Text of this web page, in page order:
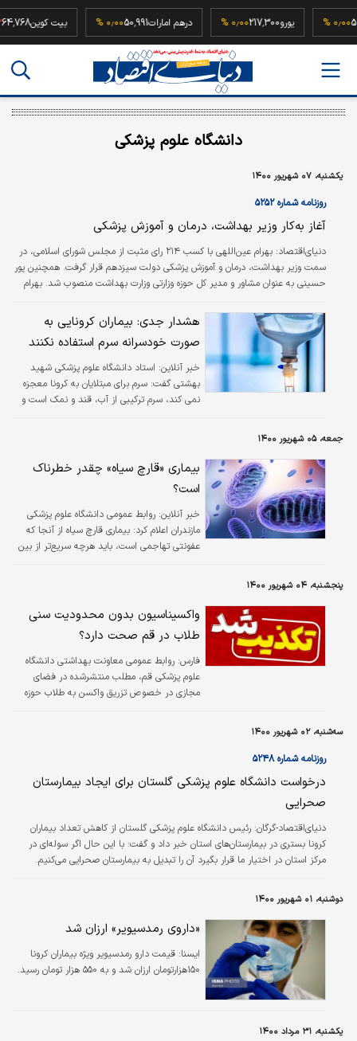
یورو217,300 درهم امارات50,991 بیت کوین
دانشگاه علوم پزشکی
یکشنبه، ۰۷ شهریور ۱۴۰۰
روزنامه شماره ۵۲۵۲
آغاز به‌کار وزیر بهداشت، درمان و آموزش پزشکی
دنیای‌اقتصاد: بهرام عین‌اللهی با کسب ۲۱۴ رای مثبت از مجلس شورای اسلامی، در
سمت وزیر بهداشت، درمان و آموزش پزشکی دولت سیزدهم قرار گرفت. همچنین پور
حسینی به عنوان مشاور و مدیر کل حوزه وزارتی وزارت بهداشت منصوب شد. بهرام
زمینه قرنیه و بیماری‌های خارج چشمی و استاد دانشگاه علوم پزشکی شهیدبهشتی
است. عین‌اللهی بورد تخصصی چشم‌پزشکی و نیز فلوشیپ قرنیه از دانشگاه
شهیدبهشتی دریافت کرده و تا قبل از معرفی‌اش به‌عنوان وزیر بهداشت، از…
هشدار جدی: بیماران کرونایی به
صورت خودسرانه سرم استفاده نکنند
خبر آنلاین: استاد دانشگاه علوم پزشکی شهید
بهشتی گفت: سرم برای مبتلایان به کرونا معجزه
نمی کند، سرم ترکیبی از آب، قند و نمک است و
جمعه، ۰۵ شهریور ۱۴۰۰
بیماری «قارچ سیاه» چقدر خطرناک
است؟
خبر آنلاین: روابط عمومی دانشگاه علوم پزشکی
مازندران اعلام کرد: بیماری قارچ سیاه از آنجا که
عفونتی تهاجمی است، باید هرچه سریع‌تر از بین
پنجشنبه، ۰۴ شهریور ۱۴۰۰
واکسیناسیون بدون محدودیت سنی
طلاب در قم صحت دارد؟
فارس: روابط عمومی معاونت بهداشتی دانشگاه
علوم پزشکی قم، مطلب منتشرشده در فضای
مجازی در خصوص تزریق واکسن به طلاب حوزه
سه‌شنبه، ۰۲ شهریور ۱۴۰۰
روزنامه شماره ۵۲۴۸
درخواست دانشگاه علوم پزشکی گلستان برای ایجاد بیمارستان
صحرایی
دنیای‌اقتصاد-گرگان: رئیس دانشگاه علوم پزشکی گلستان از کاهش تعداد بیماران
کرونا بستری در بیمارستان‌های استان خبر داد و گفت: با این حال اگر سوله‌ای در
مرکز استان در اختیار ما قرار بگیرد آن را تبدیل به بیمارستان صحرایی می‌کنیم.
یک ماه شرایط طاقت‌فرسا در گلستان، شاهد شیب نزولی کرونا در استان هستیم، اما
در مراکز درمانی و بیمارستان‌های استان گلستان بستری هستند.
دوشنبه، ۰۱ شهریور ۱۴۰۰
«داروی رمدسیویر» ارزان شد
ايسنا: قیمت دارو رمدسیویر ویژه بیماران کرونا
۱۵۰هزارتومان ارزان شد و به ۵۵۰ هزار تومان رسید.
یکشنبه، ۳۱ مرداد ۱۴۰۰